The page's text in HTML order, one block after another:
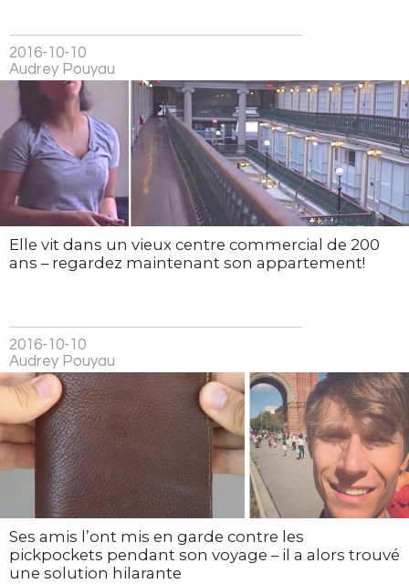
2016-10-10
Audrey Pouyau
Elle vit dans un vieux centre commercial de 200
ans – regardez maintenant son appartement!
2016-10-10
Audrey Pouyau
Ses amis l’ont mis en garde contre les
pickpockets pendant son voyage – il a alors trouvé
une solution hilarante